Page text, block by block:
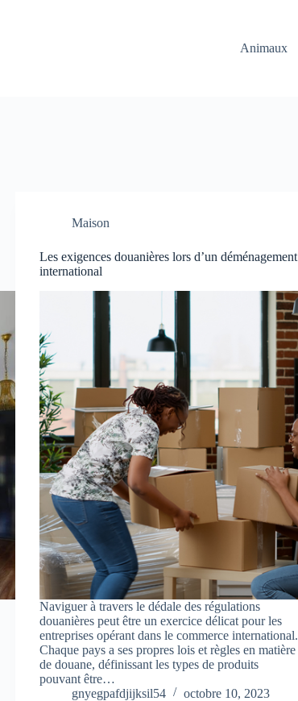
Animaux
Maison
Les exigences douanières lors d’un déménagement
international
Naviguer à travers le dédale des régulations
douanières peut être un exercice délicat pour les
entreprises opérant dans le commerce international.
Chaque pays a ses propres lois et règles en matière
de douane, définissant les types de produits
pouvant être…
gnyegpafdjijksil54
octobre 10, 2023